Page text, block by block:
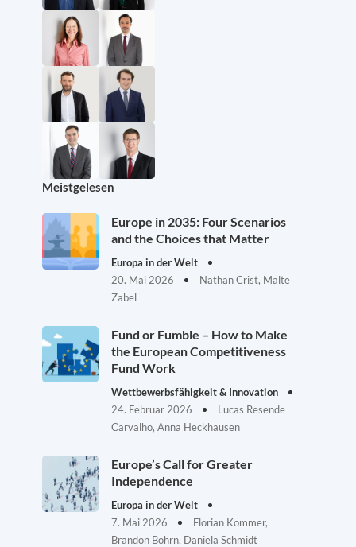
Meistgelesen
Europe in 2035: Four Scenarios
and the Choices that Matter
Europa in der Welt
20. Mai 2026
Nathan Crist, Malte
Zabel
Fund or Fumble – How to Make
the European Competitiveness
Fund Work
Wettbewerbsfähigkeit & Innovation
24. Februar 2026
Lucas Resende
Carvalho, Anna Heckhausen
Europe’s Call for Greater
Independence
Europa in der Welt
7. Mai 2026
Florian Kommer,
Brandon Bohrn, Daniela Schmidt